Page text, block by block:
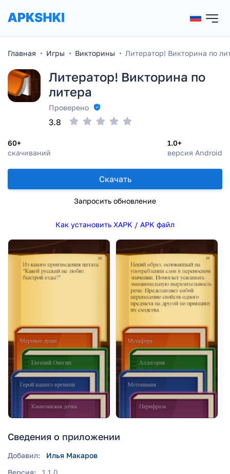
Главная Игры Викторины Литератор! Викторина по
Литератор! Викторина по
литера
Проверено
60+
скачиваний
1.0+
версия Android
3.8
Скачать
Запросить обновление
Как установить XAPK / APK файл
Сведения о приложении
Добавил:
Илья Макаров
Версия:
1.1.0